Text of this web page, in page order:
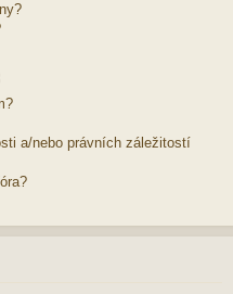
a/nebo právních záležitostí